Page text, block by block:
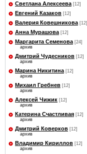
Светлана Алексеева [12]
Евгений Казаков [12]
Валерия Ковешникова [12]
Анна Мурашова [12]
Маргарита Семенова [24]
архив
Дмитрий Чудесников [12]
архив
Марина Никитина [12]
архив
Михаил Гребнев [12]
архив
Алексей Чижик [12]
архив
Катерина Счастливая [12]
архив
Дмитрий Коверков [12]
архив
Владимир Кириллов [12]
архив